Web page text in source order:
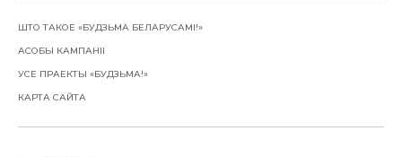
ШТО ТАКОЕ «БУДЗЬМА БЕЛАРУСАМІ!»
АСОБЫ КАМПАНІІ
УСЕ ПРАЕКТЫ «БУДЗЬМА!»
КАРТА САЙТА